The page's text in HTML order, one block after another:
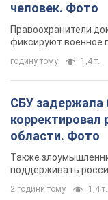
человек. Фото
Правоохранители
фиксируют военное
годину тому 1,4 т.
СБУ задержала
корректировал
области. Фото
Также
поддерживать
2 години тому 1,4 т.